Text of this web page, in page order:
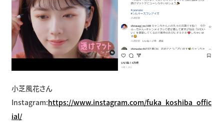
小芝風花さん
Instagram:https://www.instagram.com/fuka_koshiba_offic
ial/